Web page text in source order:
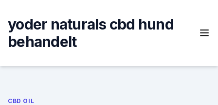
content
yoder naturals cbd hund
behandelt
CBD OIL